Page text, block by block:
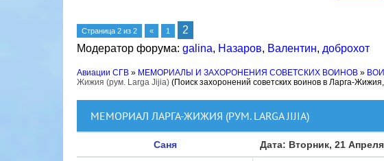
Страница 2 из 2 « 1
2
Модератор форума: galina, Назаров, Валентин, доброхот
Авиации СГВ » МЕМОРИАЛЫ И ЗАХОРОНЕНИЯ СОВЕТСКИХ ВОИНОВ »
Жижия (рум. Larga Jijia) (Поиск захоронений советских воинов в Ларга-
МЕМОРИАЛ ЛАРГА-ЖИЖИЯ (РУМ. LARGA JIJIA)
Саня Дата: Вторник, 21